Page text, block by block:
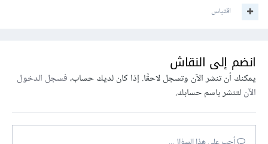
اقتباس
انضم إلى النقاش
يمكنك أن تنشر الآن وتسجل لاحقًا. إذا كان لديك حساب،فسجل الدخول
الآنلتنشر باسم حسابك.